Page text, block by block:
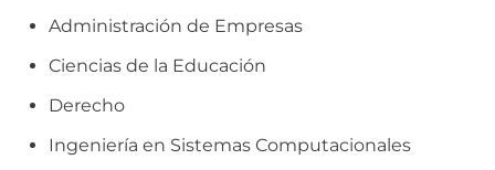
Administración de Empresas
Ciencias de la Educación
Derecho
Ingeniería en Sistemas Computacionales